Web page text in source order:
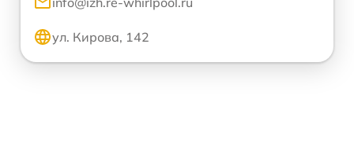
ул. Кирова, 142